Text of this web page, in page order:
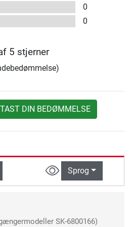
0
0
5 stjerner
DIN BEDØMMELSE
Sprog
SK-6800166)